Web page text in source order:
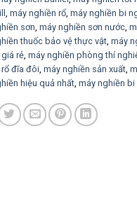
, máy nghiền rổ, máy nghiền bi
sơn, máy nghiền sơn nước,
thuốc bảo vệ thực vật, máy
rẻ, máy nghiền phòng thí
đĩa đôi, máy nghiền sản xuất,
hiệu quả nhất, máy nghiền bi